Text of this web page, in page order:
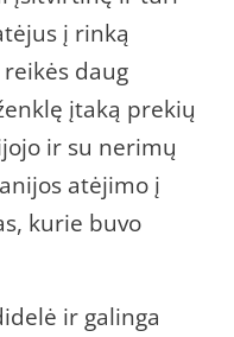
į rinką
daug
įtaką prekių
ir su nerimų
atėjimo į
kurie buvo
ir galinga